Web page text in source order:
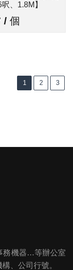
、1.8M】
/ 個
1 2 3
務機器…等辦公室
、公司行號。